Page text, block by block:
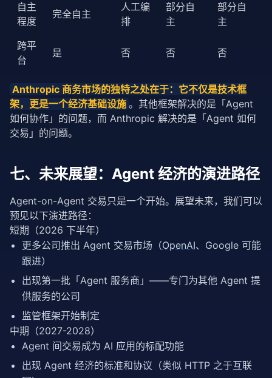
自主
程度
完全自主
人工编
排
部分自
主
部分自
主
跨平
台
是 否 否 否
Anthropic 商务市场的独特之处在于：它不仅是技术框
架，更是一个经济基础设施 。其他框架解决的是「Agent
如何协作」的问题，而 Anthropic 解决的是「Agent 如何
交易」的问题。
七、未来展望：Agent 经济的演进路径
Agent-on-Agent 交易只是一个开始。展望未来，我们可以
预见以下演进路径：
短期（2026 下半年）
更多公司推出 Agent 交易市场（OpenAI、Google 可能
跟进）
出现第一批「Agent 服务商」——专门为其他 Agent 提
供服务的公司
监管框架开始制定
中期（2027-2028）
Agent 间交易成为 AI 应用的标配功能
出现 Agent 经济的标准和协议（类似 HTTP 之于互联